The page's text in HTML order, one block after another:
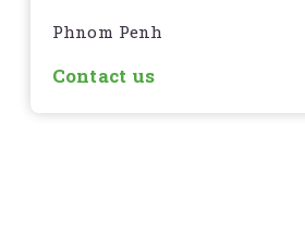
Phnom Penh
Contact us